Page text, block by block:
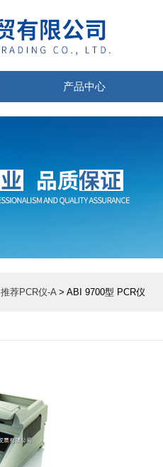
产品中心
推荐PCR仪-A> ABI 9700型 PCR仪